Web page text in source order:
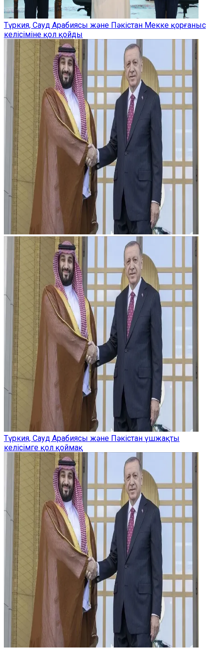
Түркия, Сауд Арабиясы және Пәкістан Мекке қорғаныс
келісіміне қол қойды
Түркия, Сауд Арабиясы және Пәкістан үшжақты
келісімге қол қоймақ